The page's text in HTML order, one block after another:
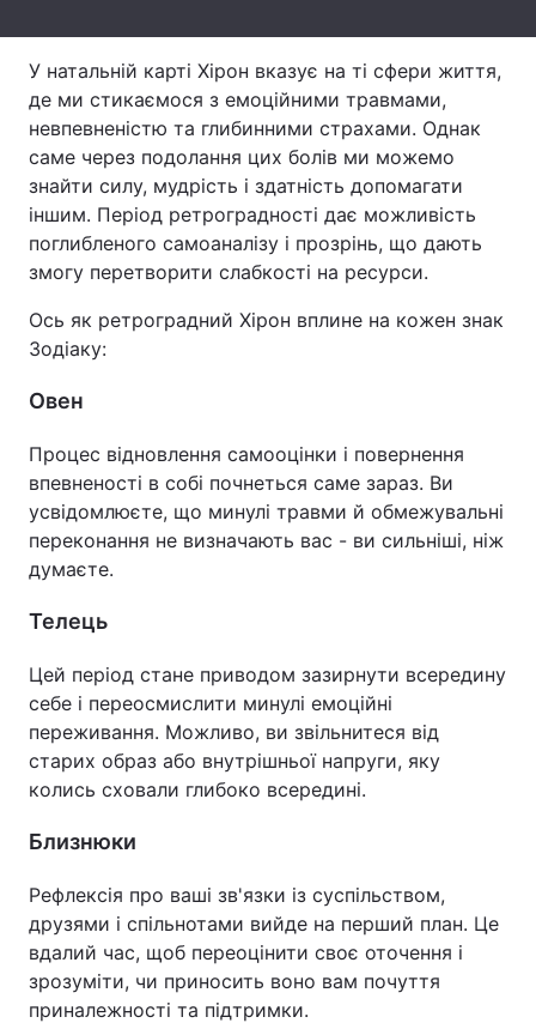
У натальній карті Хірон вказує на ті сфери життя,
де ми стикаємося з емоційними травмами,
невпевненістю та глибинними страхами. Однак
саме через подолання цих болів ми можемо
знайти силу, мудрість і здатність допомагати
іншим. Період ретроградності дає можливість
поглибленого самоаналізу і прозрінь, що дають
змогу перетворити слабкості на ресурси.
Ось як ретроградний Хірон вплине на кожен знак
Зодіаку:
Овен
Процес відновлення самооцінки і повернення
впевненості в собі почнеться саме зараз. Ви
усвідомлюєте, що минулі травми й обмежувальні
переконання не визначають вас - ви сильніші, ніж
думаєте.
Телець
Цей період стане приводом зазирнути всередину
себе і переосмислити минулі емоційні
переживання. Можливо, ви звільнитеся від
старих образ або внутрішньої напруги, яку
колись сховали глибоко всередині.
Близнюки
Рефлексія про ваші зв'язки із суспільством,
друзями і спільнотами вийде на перший план. Це
вдалий час, щоб переоцінити своє оточення і
зрозуміти, чи приносить воно вам почуття
приналежності та підтримки.